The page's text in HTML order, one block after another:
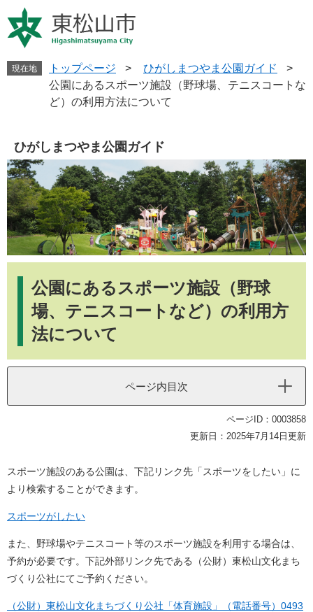
ー
ジ
ニ
ュ
へ
現在地 トップページ > ひがしまつやま公園ガイド
>
公園にあるスポーツ施設（野球場、テニスコートな
ど）の利用方法について
ひがしまつやま公園ガイド
公園にあるスポーツ施設（野球
場、テニスコートなど）の利用方
法について
ページ内目次
ページID：0003858
更新日：2025年7月14日更新
スポーツ施設のある公園は、下記リンク先「スポーツをしたい」に
より検索することができます。
スポーツがしたい
また、野球場やテニスコート等のスポーツ施設を利用する場合は、
予約が必要です。下記外部リンク先である（公財）東松山文化まち
づくり公社にてご予約ください。
（公財）東松山文化まちづくり公社「体育施設」（電話番号）0493